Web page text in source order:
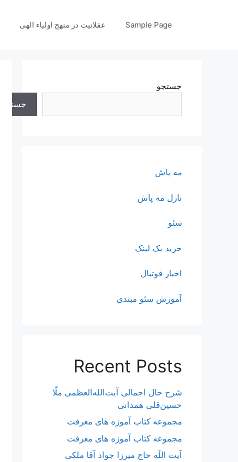
Sample Page عقلانیت در منهج اولیاء الهی
جستجو
جستجو
مه پاش
نازل مه پاش
سئو
خرید بک لینک
اخبار فوتبال
آموزش سئو مبتدی
Recent Posts
شرح حال اجمالی آیت‌الله‌العظمی ملّا
حسین‌قلی همدانی
مجموعه کتاب آموزه های معرفت
مجموعه کتاب آموزه های معرفت
آیت اللَه حاج میرزا جواد آقا ملکی